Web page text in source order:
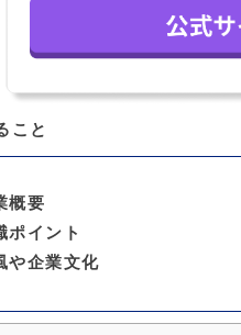
こと
概要
ポイント
や企業文化